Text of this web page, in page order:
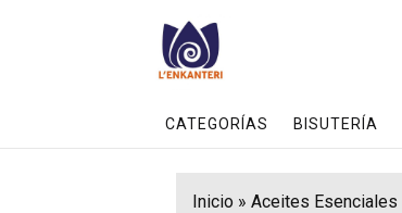
CATEGORÍAS BISUTERÍA
Inicio» Aceites Esenciales